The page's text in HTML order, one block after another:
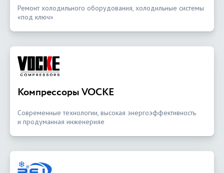
Ремонт холодильного оборудования, холодильные системы
«под ключ»
Компрессоры VOCKE
Современные технологии, высокая энергоэффективность
и продуманная инженерияе